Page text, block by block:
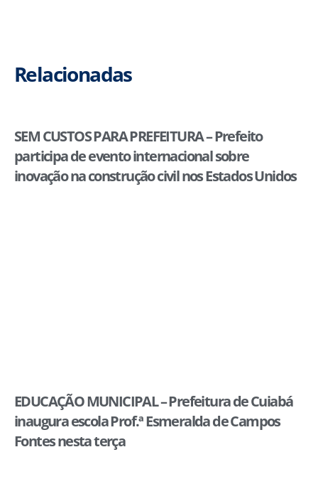
Relacionadas
SEM CUSTOS PARA PREFEITURA – Prefeito
participa de evento internacional sobre
inovação na construção civil nos Estados Unidos
EDUCAÇÃO MUNICIPAL – Prefeitura de Cuiabá
inaugura escola Prof.ª Esmeralda de Campos
Fontes nesta terça